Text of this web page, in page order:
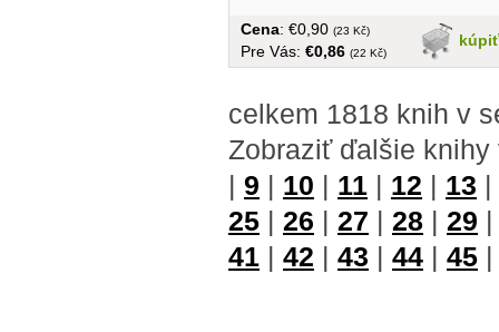
kúpiť
Cena: €0,90 (23 Kč)
Pre Vás: €0,86 (22 Kč)
celkem 1818 knih v
Zobraziť ďalšie
| 9 | 10 | 11 | 12 | 13 |
25 | 26 | 27 | 28 | 29
41 | 42 | 43 | 44 | 45